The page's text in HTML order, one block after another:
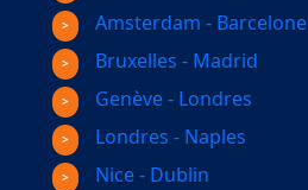
Amsterdam - Barcelone
Bruxelles - Madrid
Genève - Londres
Londres - Naples
Nice - Dublin